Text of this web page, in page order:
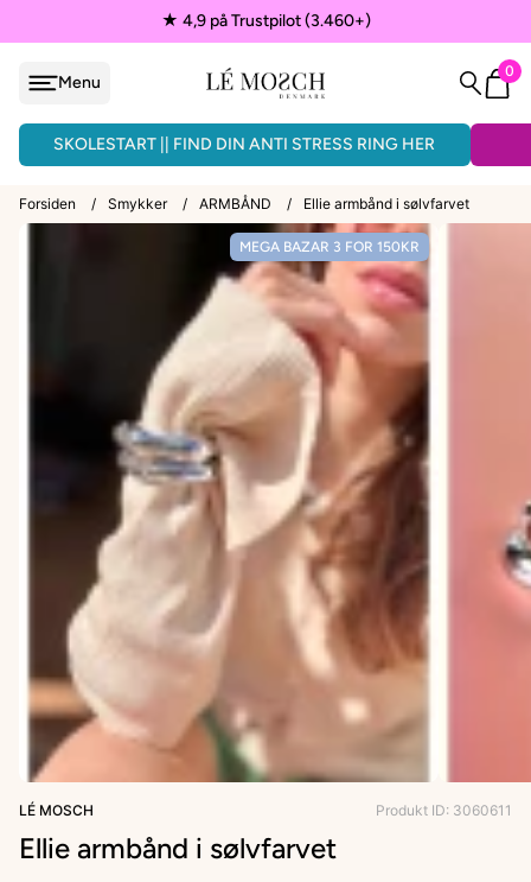
★ 4,9 på Trustpilot (3.460+)
Menu
0
SKOLESTART || FIND DIN ANTI STRESS RING HER
ARMBÅND - 3 FOR 150KR.
Forsiden / Smykker / ARMBÅND / Ellie armbånd i sølvfarvet
MEGA BAZAR 3 FOR 150KR
LÉ MOSCH Produkt ID: 3060611
Ellie armbånd i sølvfarvet